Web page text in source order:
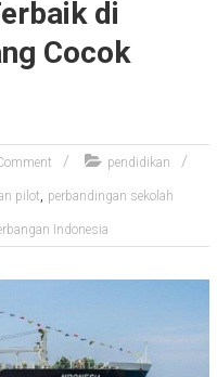
di
Cocok
pendidikan
pilot, perbandingan sekolah
Indonesia